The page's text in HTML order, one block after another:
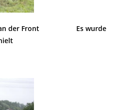
der Front
Es wurde